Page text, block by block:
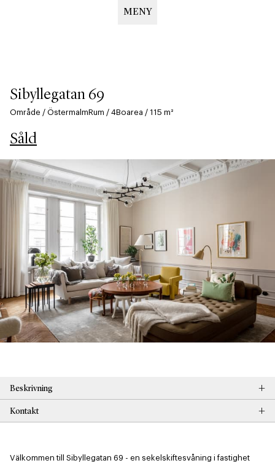
MENY
Sibyllegatan 69
Område / ÖstermalmRum / 4Boarea / 115 m²
Såld
Beskrivning +
Kontakt +
Välkommen till Sibyllegatan 69 - en sekelskiftesvåning i fastighet